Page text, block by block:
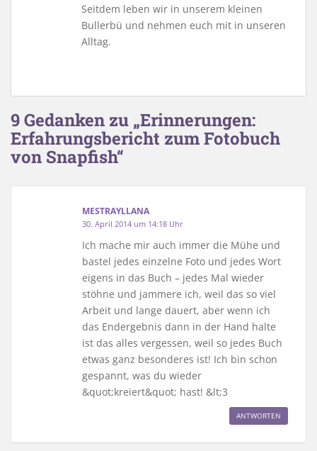
Seitdem leben wir in unserem kleinen
Bullerbü und nehmen euch mit in unseren
Alltag.
9 Gedanken zu „Erinnerungen:
Erfahrungsbericht zum Fotobuch
von Snapfish“
MESTRAYLLANA
30. April 2014 um 14:18 Uhr
Ich mache mir auch immer die Mühe und
bastel jedes einzelne Foto und jedes Wort
eigens in das Buch – jedes Mal wieder
stöhne und jammere ich, weil das so viel
Arbeit und lange dauert, aber wenn ich
das Endergebnis dann in der Hand halte
ist das alles vergessen, weil so jedes Buch
etwas ganz besonderes ist! Ich bin schon
gespannt, was du wieder
&quot;kreiert&quot; hast! &lt;3
ANTWORTEN